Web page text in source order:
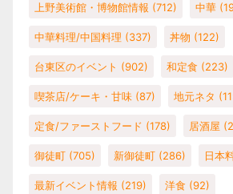
上野美術館・博物館情報 (712) 中華
中華料理/中国料理 (337) 丼物 (122)
台東区のイベント (902) 和定食 (223)
喫茶店/ケーキ・甘味 (87) 地元ネタ
定食/ファーストフード (178) 居酒屋
御徒町 (705) 新御徒町 (286) 日本
最新イベント情報 (219) 洋食 (92)